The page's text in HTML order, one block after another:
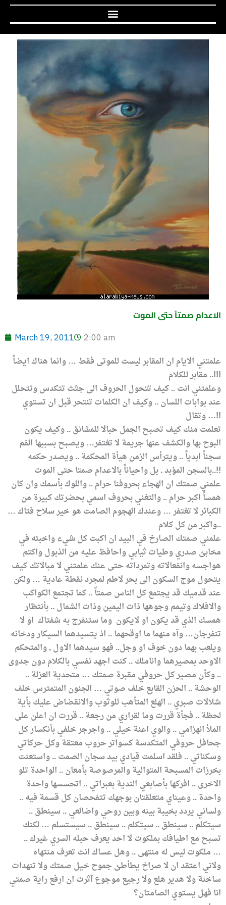
الاعدام صمتاً حتى الموت
March 19, 2011 2:00 am
علمتني الايام ان المقابر ليست للموتى فقط … وانما هناك ايضاً
مقابر للكلام ..!!!
وعلمتني انت .. كيف تتحول الحروف الى جثث تتكدس وتتحلل
عند بوابات اللسان .. وكيف ان الكلمات تنتحر قبل ان تستوي
وتقال …!!
تعلمت منك كيف تصبح الجمل حبالا للمشانق .. وكيف يكون
البوح بها والكشف عنها جريمة لا تغتفر… ويصبح بسببها الفم
سجناً ابدياً .. ويترأس الزمن هيأة المحكمة .. ويصدر حكمه
بالسجن المؤبد . بل واحياناً بالاعدام صمتا حتى الموت..!!
علمني صمتك ان الهجاء بحروفنا حرام .. واللوك بأسمك وان كان
همساً اكبر حرام .. والتغني بحروف اسمي بحضرتك كبيرة من
الكبائر لا تغتفر … وعندك الهجوم الصامت هو خير سلاح فتاك …
واكبر من كل كلام..
علمني صمتك الصارخ في البيد ان اكبت كل شيء واخبئه في
مخابئ صدري وطيات ثيابي واحافظ عليه من الذبول واكتم
هواجسه وانفعالاته وتمرداته حتى عنك علمتني لا مبالاتك كيف
يتحول موج السكون الى بحر لاطم لمجرد نقطة عادية … ولكن
عند قدميك قد يجتمع كل الناس صمتاً .. كما تجتمع الكواكب
والافلاك وتيمم وجوهها ذات اليمين وذات الشمال .. بأنتظار
همسك الذي قد يكون او لايكون وما ستنفرج به شفتاك او لا
تنفرجان… وآه منهما ما اوقحهما .. اذ يتسيدهما السيكار ودخانه
ويلعب بهما دون خوف او وجل.. فهو سيدهما الاول , والمتحكم
الاوحد بمصيرهما واناملك .. كنت اجهد نفسي بالكلام دون جدوى
.. وكأن مصير كل حروفي مقبرة صمتك … متحدية العزلة ..
الوحشة .. الحزن القابع خلف صوتي … الجنون المتمترس خلف
شلالات صبري .. الهلع المتأهب للوثوب والانقضاض عليك بأية
لحظة .. فجأة قررت وما لقراري من رجعة .. قررت ان اعلن على
الملأ انهزامي .. والوي اعنة خيلي .. واجرجر خلفي بأنكسار كل
جحافل حروفي المتكدسة كسواتر حروب معتقة وكل حركاتي
وسكناتي .. فلقد اسلمت قيادي بيد سجان الصمت .. واستعنت
بخرزات المسبحة المتوالية والمرصوصة بأمعان .. الواحدة تلو
الاخرى .. افركها بأصابعي الندية بعبراتي .. اتحسسها واحدة
واحدة .. وعيناي متعلقتان بوجهك تتفحصان كل قسمة فيه ..
ولساني يردد بخيبة بينه وبين روحي واضالعي .. سينطق ..
سيتكلم .. سينطق .. سيتكلم .. سينطق .. سيستسلم … لكنك
تسبح مع اطيافك بملكوت لا احد يعرف حبله السري غيرك ..
ملكوت ليس له منتهى .. وهل عساك انت تعرف منتهاه …
ولاني اعتقد ان لا صراخ يطأطئ جموح خيل صمتك ولا تنهدات
ساخنة ولا هدير هلع ولا رجيع موجوع آثرت ان ارفع راية صمتي
انا فهل يستوي الصامتان؟